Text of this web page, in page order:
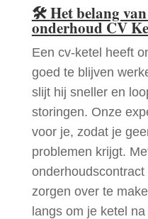
🛠Het belang
onderhoud CV
Een cv-ketel heeft
goed te blijven
slijt hij sneller en
storingen. Onze
voor je, zodat je
problemen krijgt.
zorgen over te
langs om je ketel